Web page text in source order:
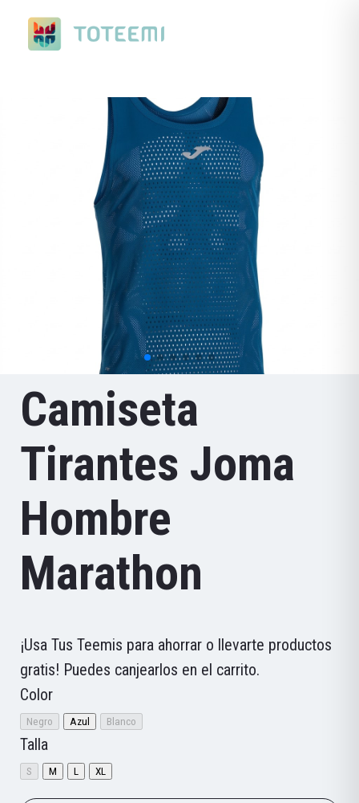
Camiseta
Tirantes Joma
Hombre
Marathon
¡Usa Tus Teemis para ahorrar o llevarte productos
gratis! Puedes canjearlos en el carrito.
Color
Negro Azul Blanco
Talla
S M L XL